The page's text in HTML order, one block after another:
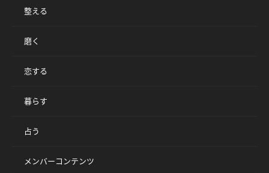
整える
磨く
恋する
暮らす
占う
メンバーコンテンツ